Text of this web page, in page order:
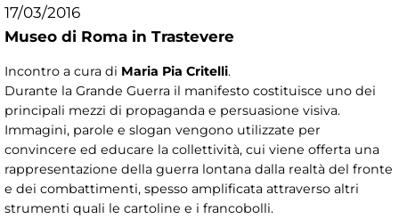
17/03/2016
Museo di Roma in Trastevere
Incontro a cura di Maria Pia Critelli.
Durante la Grande Guerra il manifesto costituisce uno dei
principali mezzi di propaganda e persuasione visiva.
Immagini, parole e slogan vengono utilizzate per
convincere ed educare la collettività, cui viene offerta una
rappresentazione della guerra lontana dalla realtà del fronte
e dei combattimenti, spesso amplificata attraverso altri
strumenti quali le cartoline e i francobolli.